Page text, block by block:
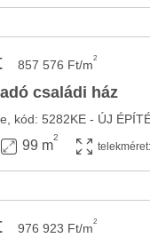
857 576 Ft/m2
családi ház
99 m
2
telekméret:
976 923 Ft/m2